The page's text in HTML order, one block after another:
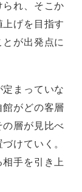
れ、そこか
げを目指す
が出発点に
まっていな
がどの客層
の層が見比べ
けていく。
手を引き上